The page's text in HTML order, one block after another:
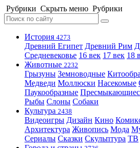
Рубрики Скрыть меню Рубрики
История 4273
Древний Египет Древний Рим
Средневековье 16 век 17 век 18
Животные 2232
Грызуны Земноводные
Медведи Моллюски Насекомые
Паукообразные
Рыбы Слоны Собаки
Культура 2438
Видеоигры Дизайн Кино
Архитектура Живопись Мода
Сериалы Сказки Скульптура ТВ